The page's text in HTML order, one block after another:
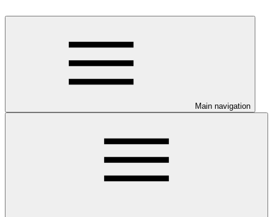
Main navigation